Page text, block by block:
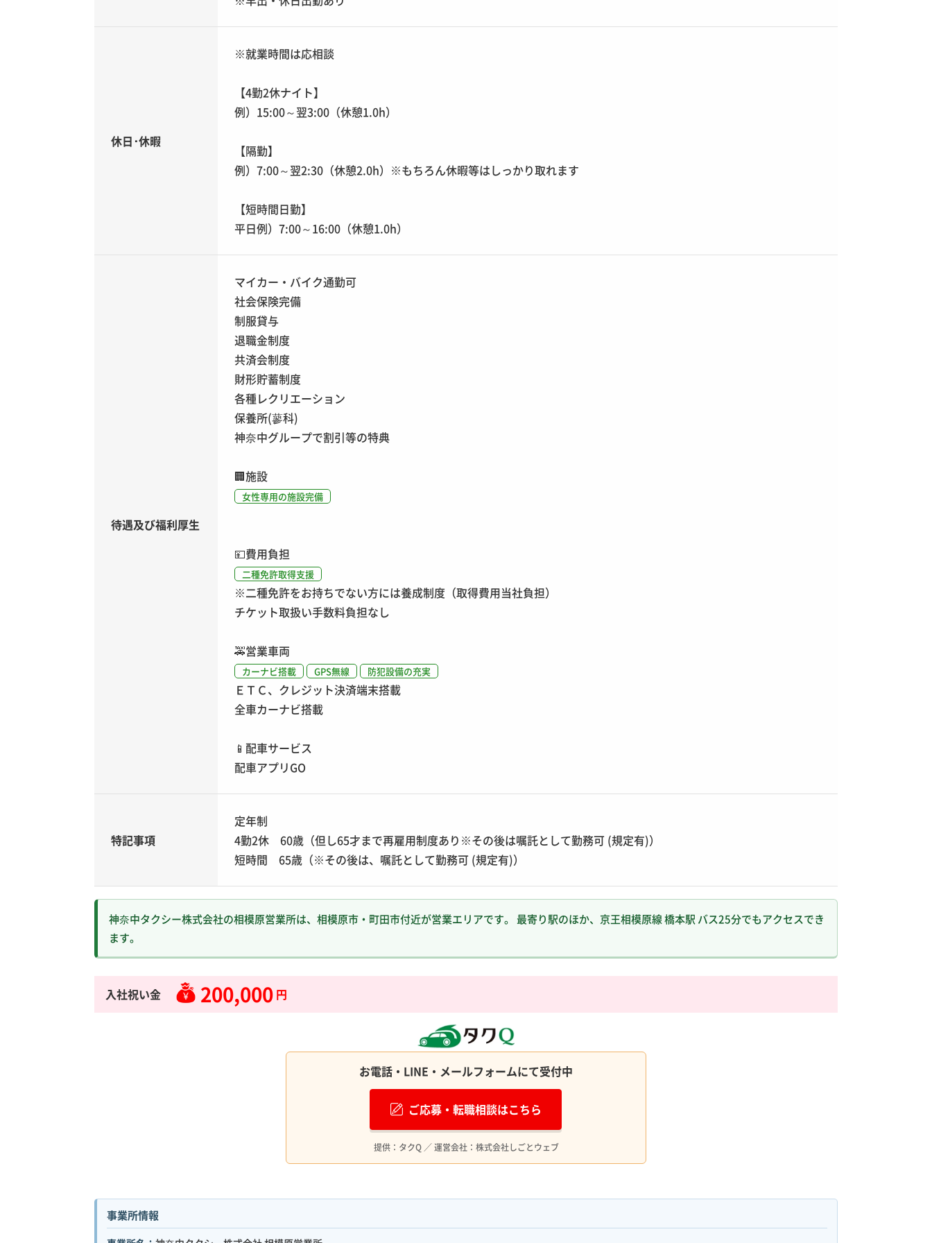
休日･休暇
※就業時間は応相談
【4勤2休ナイト】
例）15:00～翌3:00（休憩1.0h）
【隔勤】
例）7:00～翌2:30（休憩2.0h）※もちろん休暇等はしっかり取れます
【短時間日勤】
平日例）7:00～16:00（休憩1.0h）
待遇及び福利厚生
マイカー・バイク通勤可
社会保険完備
制服貸与
退職金制度
共済会制度
財形貯蓄制度
各種レクリエーション
保養所(蓼科)
神奈中グループで割引等の特典
🏢施設
女性専用の施設完備
💴費用負担
二種免許取得支援
※二種免許をお持ちでない方には養成制度（取得費用当社負担）
チケット取扱い手数料負担なし
🚕営業車両
カーナビ搭載 GPS無線 防犯設備の充実
ＥＴＣ、クレジット決済端末搭載
全車カーナビ搭載
📱 配車サービス
配車アプリGO
特記事項
定年制
4勤2休 60歳（但し65才まで再雇用制度あり※その後は嘱託として勤務可 (規定有)）
短時間 65歳（※その後は、嘱託として勤務可 (規定有)）
神奈中タクシー株式会社の相模原営業所は、相模原市・町田市付近が営業エリアです。 最寄り駅のほか、京王相模原線 橋本駅 バス25分でもアクセスでき
ます。
入社祝い金 200,000 円
お電話・LINE・メールフォームにて受付中
ご応募・転職相談はこちら
提供：タクQ ／ 運営会社：株式会社しごとウェブ
事業所情報